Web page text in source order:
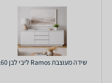
שידה מעוצבת Ramos ליבי לבן 160